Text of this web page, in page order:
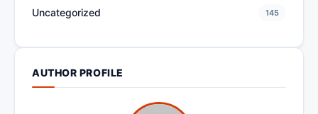
Uncategorized 145
AUTHOR PROFILE